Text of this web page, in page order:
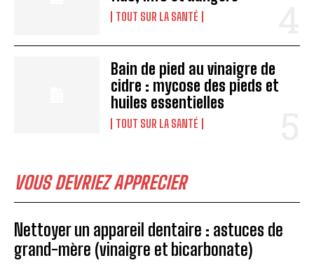
TOUT SUR LA SANTÉ
Bain de pied au vinaigre de
cidre : mycose des pieds et
huiles essentielles
TOUT SUR LA SANTÉ
VOUS DEVRIEZ APPRECIER
Nettoyer un appareil dentaire : astuces de
grand-mère (vinaigre et bicarbonate)